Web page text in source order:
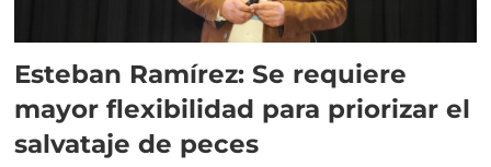
Esteban Ramírez: Se requiere
mayor flexibilidad para priorizar el
salvataje de peces